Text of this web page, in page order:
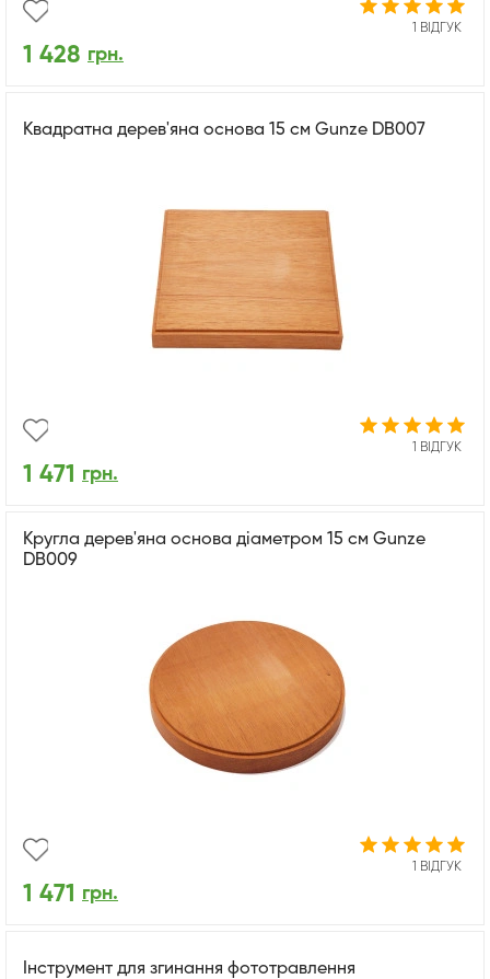
1 ВІДГУК
1 428 грн.
Квадратна дерев'яна основа 15 см Gunze DB007
1 ВІДГУК
1 471 грн.
Кругла дерев'яна основа діаметром 15 см Gunze
DB009
1 ВІДГУК
1 471 грн.
Інструмент для згинання фототравлення